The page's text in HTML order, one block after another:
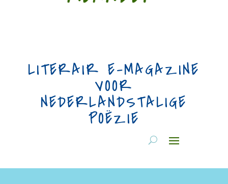
LITERAIR E-MAGAZINE
VOOR
NEDERLANDSTALIGE
POËZIE